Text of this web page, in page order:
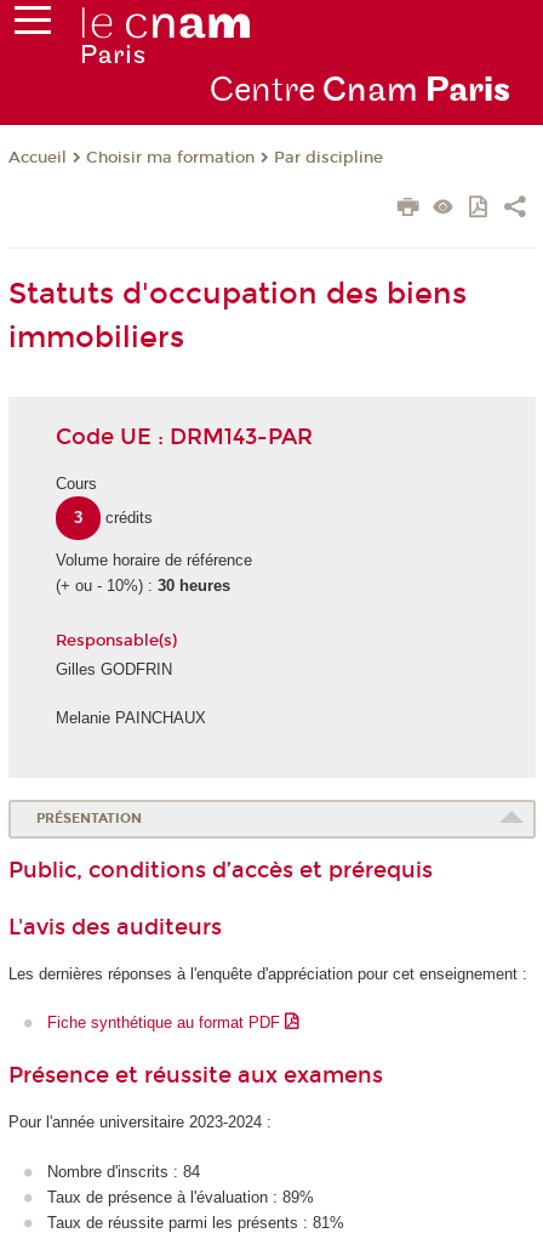
Centre Cnam Paris
Accueil Choisir ma formation Par discipline
Statuts d'occupation des biens
immobiliers
Code UE : DRM143-PAR
Cours
3
crédits
Volume horaire de référence
(+ ou - 10%) : 30 heures
Responsable(s)
Gilles GODFRIN
Melanie PAINCHAUX
PRÉSENTATION
Public, conditions d’accès et prérequis
L'avis des auditeurs
Les dernières réponses à l'enquête d'appréciation pour cet enseignement :
Fiche synthétique au format PDF
Présence et réussite aux examens
Pour l'année universitaire 2023-2024 :
Nombre d'inscrits : 84
Taux de présence à l'évaluation : 89%
Taux de réussite parmi les présents : 81%